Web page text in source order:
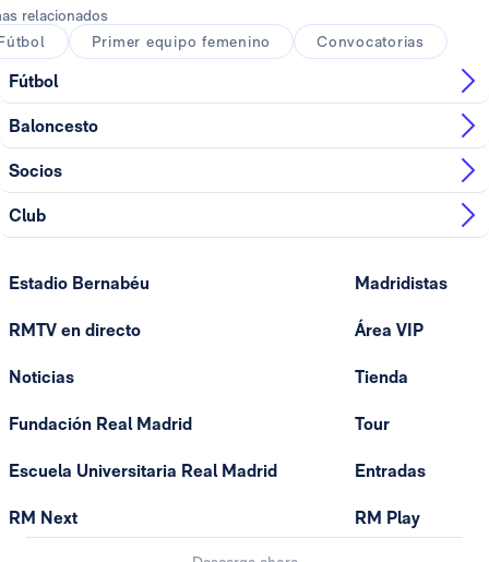
relacionados
Primer equipo femenino Convocatorias
Fútbol
Baloncesto
Socios
Club
Estadio Bernabéu
RMTV en directo
Noticias
Fundación Real Madrid
Escuela Universitaria Real Madrid
RM Next
Madridistas
Área VIP
Tienda
Tour
Entradas
RM Play